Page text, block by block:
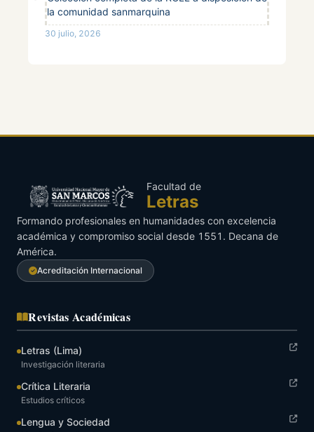
la comunidad sanmarquina
30 julio, 2026
Facultad de
Letras
Formando profesionales en humanidades con excelencia
académica y compromiso social desde 1551. Decana de
América.
Acreditación Internacional
Revistas Académicas
Letras (Lima)
Investigación literaria
Crítica Literaria
Estudios críticos
Lengua y Sociedad